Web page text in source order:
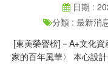
日期 :
分類 : 最新消
[東美榮譽榜]－A+文化
家的百年風華〉 本心設